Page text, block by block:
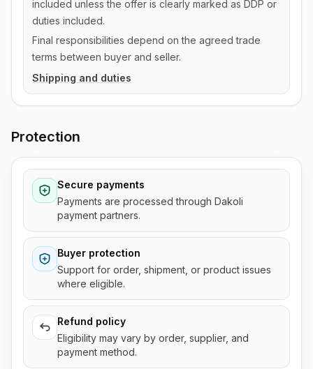
included unless the offer is clearly marked as DDP or
duties included.
Final responsibilities depend on the agreed trade
terms between buyer and seller.
Shipping and duties
Protection
Secure payments
Payments are processed through Dakoli
payment partners.
Buyer protection
Support for order, shipment, or product issues
where eligible.
Refund policy
Eligibility may vary by order, supplier, and
payment method.